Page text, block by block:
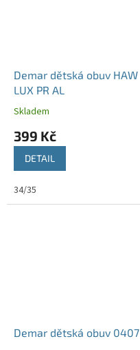
Demar dětská obuv HAW
LUX PR AL
Skladem
399 Kč
DETAIL
34/35
Demar dětská obuv 0407